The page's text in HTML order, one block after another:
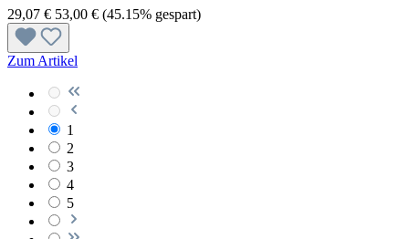
29,07 € 53,00 € (45.15% gespart)
Zum Artikel
1
2
3
4
5